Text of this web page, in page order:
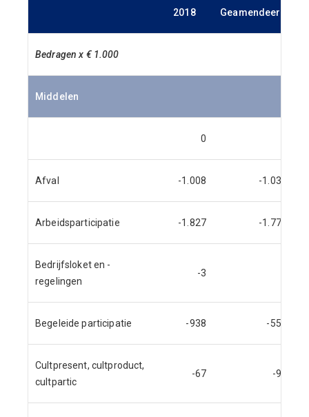
2018 Geamendeerd
Bedragen x € 1.000
Middelen
0
Afval -1.008 -1.031
Arbeidsparticipatie -1.827 -1.779
Bedrijfsloket en -
regelingen
-3
Begeleide participatie -938 -558
Cultpresent, cultproduct,
cultpartic
-67 -91